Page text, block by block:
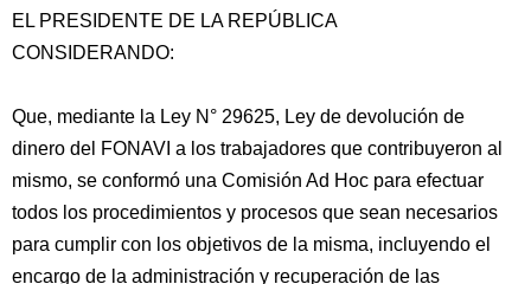
EL PRESIDENTE DE LA REPÚBLICA
CONSIDERANDO:
Que, mediante la Ley N° 29625, Ley de devolución de
dinero del FONAVI a los trabajadores que contribuyeron al
mismo, se conformó una Comisión Ad Hoc para efectuar
todos los procedimientos y procesos que sean necesarios
para cumplir con los objetivos de la misma, incluyendo el
encargo de la administración y recuperación de las